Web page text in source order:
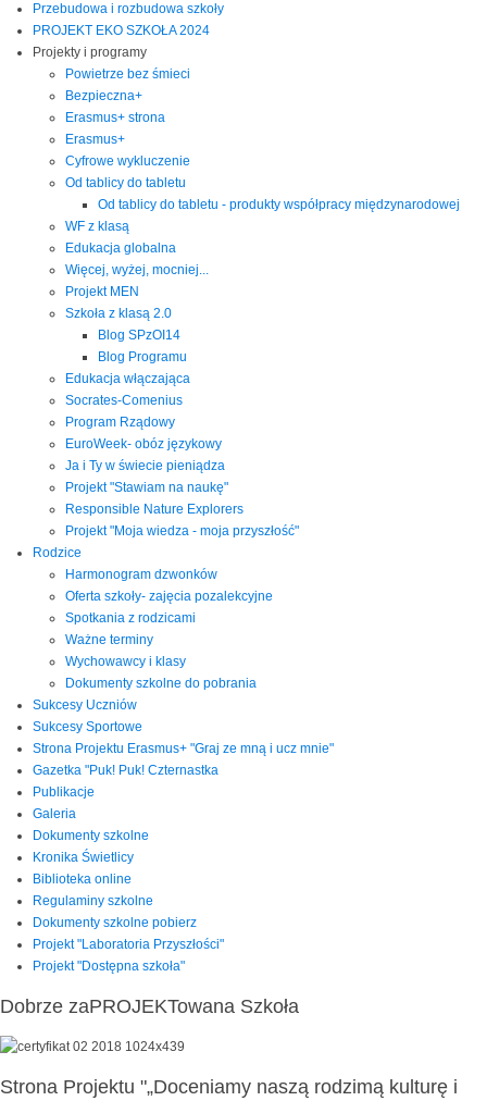
Przebudowa i rozbudowa szkoły
PROJEKT EKO SZKOŁA 2024
Projekty i programy
Powietrze bez śmieci
Bezpieczna+
Erasmus+ strona
Erasmus+
Cyfrowe wykluczenie
Od tablicy do tabletu
Od tablicy do tabletu - produkty współpracy międzynarodowej
WF z klasą
Edukacja globalna
Więcej, wyżej, mocniej...
Projekt MEN
Szkoła z klasą 2.0
Blog SPzOI14
Blog Programu
Edukacja włączająca
Socrates-Comenius
Program Rządowy
EuroWeek- obóz językowy
Ja i Ty w świecie pieniądza
Projekt "Stawiam na naukę"
Responsible Nature Explorers
Projekt "Moja wiedza - moja przyszłość"
Rodzice
Harmonogram dzwonków
Oferta szkoły- zajęcia pozalekcyjne
Spotkania z rodzicami
Ważne terminy
Wychowawcy i klasy
Dokumenty szkolne do pobrania
Sukcesy Uczniów
Sukcesy Sportowe
Strona Projektu Erasmus+ "Graj ze mną i ucz mnie"
Gazetka "Puk! Puk! Czternastka
Publikacje
Galeria
Dokumenty szkolne
Kronika Świetlicy
Biblioteka online
Regulaminy szkolne
Dokumenty szkolne pobierz
Projekt "Laboratoria Przyszłości"
Projekt "Dostępna szkoła"
Dobrze zaPROJEKTowana Szkoła
Strona Projektu "„Doceniamy naszą rodzimą kulturę i